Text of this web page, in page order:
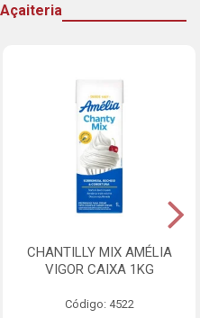
CHANTILLY MIX AMÉLIA
VIGOR CAIXA 1KG
Código: 4522